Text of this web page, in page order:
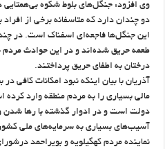
وی افزود: جنگل‌های بلوط شکوه
دو چندان دارد که متاسفانه برخی از افراد
این جنگل‌ها فاجعه‌ای اسفناک است. در
طعمه حریق شده‌اند و در این حوادث مردم
درختان به اطفای حریق پرداختند.
آذریان با بیان اینکه نبود امکانات کافی
مالی بسیاری را به مردم منطقه وارد
دولت است و در ادوار گذشته با رها
آسیب‌های بسیاری به سرمایه‌های ملی
نماینده مردم کهگیلویه و بویراحمد